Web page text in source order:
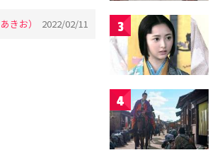
きお） 2022/02/11 3
4